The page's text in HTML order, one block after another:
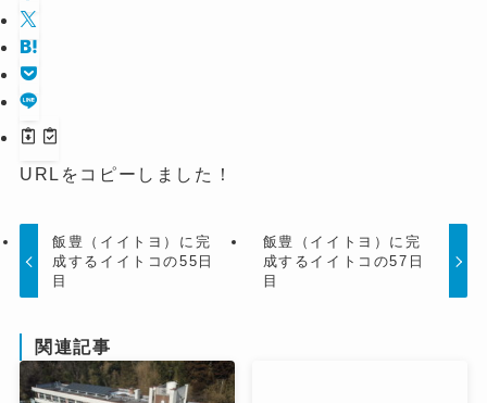
URLをコピーしました！
飯豊（イイトヨ）に完
成するイイトコの55日
目
飯豊（イイトヨ）に完
成するイイトコの57日
目
関連記事